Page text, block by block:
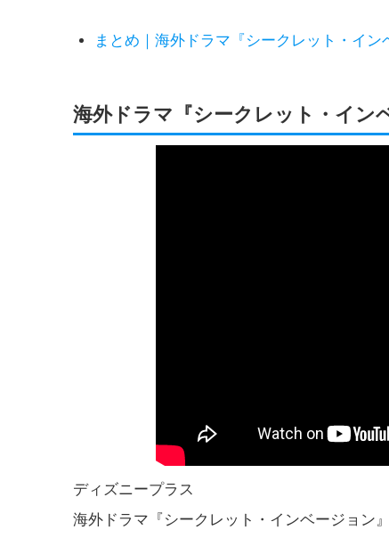
まとめ｜海外ドラマ『シークレット・イ
海外ドラマ『シークレット・イン
ディズニープラス
海外ドラマ『シークレット・インベージョン』